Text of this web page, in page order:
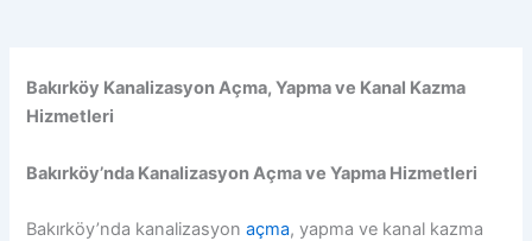
Bakırköy Kanalizasyon Açma, Yapma ve Kanal Kazma
Hizmetleri
Bakırköy’nda Kanalizasyon Açma ve Yapma Hizmetleri
Bakırköy’nda kanalizasyonaçma, yapma ve kanal kazma